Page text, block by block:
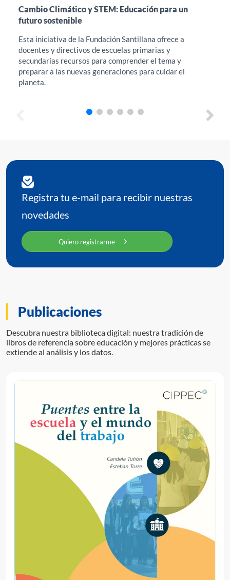
Cambio Climático y STEM: Educación para un
futuro sostenible
Esta iniciativa de la Fundación Santillana ofrece a
docentes y directivos de escuelas primarias y
secundarias recursos para comprender el tema y
preparar a las nuevas generaciones para cuidar el
planeta.
Registra tu e-mail para recibir nuestras
novedades
Quiero registrarme
Publicaciones
Descubra nuestra biblioteca digital: nuestra tradición de
libros de referencia sobre educación y mejores prácticas se
extiende al análisis y los datos.